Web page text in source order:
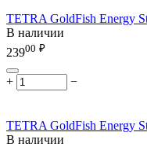
TETRA GoldFish Energy
В наличии
23900 ₽
+ −
TETRA GoldFish Energy
В наличии